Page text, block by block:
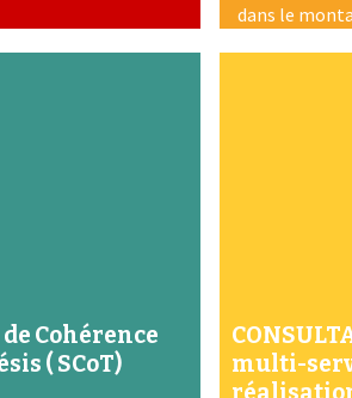
dans le
Cohérence
( SCoT)
multi-